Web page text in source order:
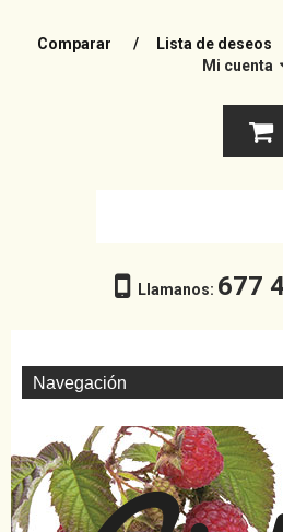
Comparar Lista de deseos
Mi cuenta
Llamanos: 677